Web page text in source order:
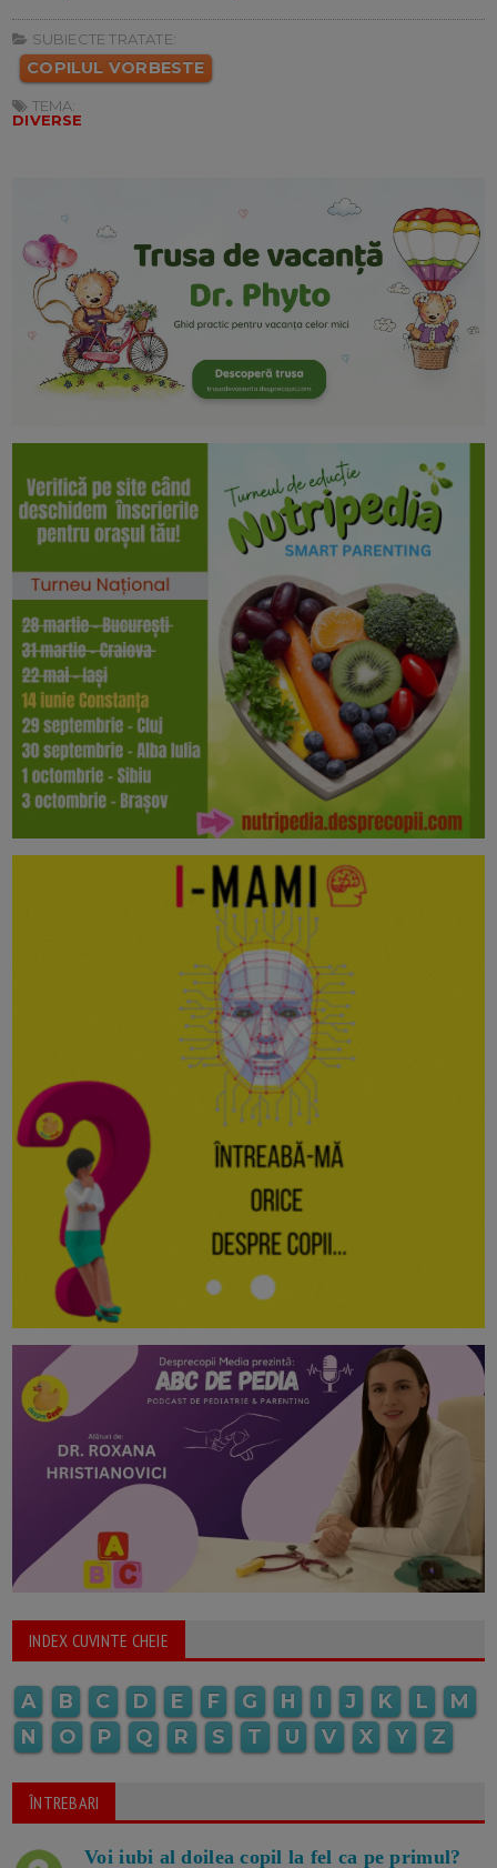
SUBIECTE TRATATE:
COPILUL VORBESTE
TEMA:
DIVERSE
INDEX CUVINTE CHEIE
A B C D E F G H I J K L
M
N
O P Q R S T U V X Y Z
ÎNTREBARI
Voi iubi al doilea copil la fel ca pe primul?